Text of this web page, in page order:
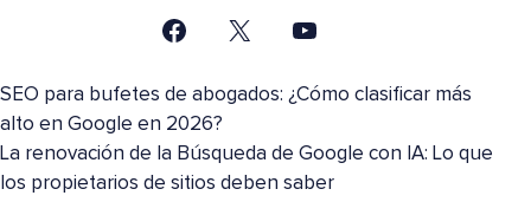
SEO para bufetes de abogados: ¿Cómo clasificar más
alto en Google en 2026?
La renovación de la Búsqueda de Google con IA: Lo que
los propietarios de sitios deben saber